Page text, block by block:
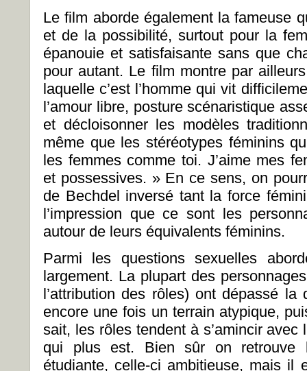
Le film aborde également la fameuse
et de la possibilité, surtout pour la
épanouie et satisfaisante sans que
pour autant. Le film montre par
laquelle c’est l’homme qui vit
l’amour libre, posture scénaristique
et décloisonner les modèles
même que les stéréotypes féminins
les femmes comme toi. J’aime mes
et possessives. » En ce sens, on
de Bechdel inversé tant la force
l’impression que ce sont les
autour de leurs équivalents féminins.
Parmi les questions sexuelles
largement. La plupart des
l’attribution des rôles) ont dépassé la
encore une fois un terrain atypique,
sait, les rôles tendent à s’amincir avec
qui plus est. Bien sûr on retrouve
étudiante, celle-ci ambitieuse, mais il